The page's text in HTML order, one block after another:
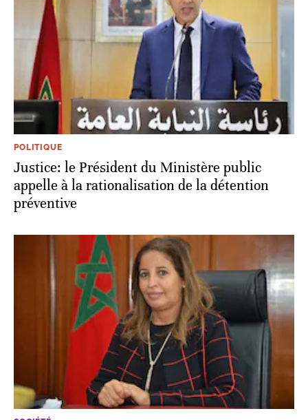
POLITIQUE
Justice: le Président du Ministère public
appelle à la rationalisation de la détention
préventive